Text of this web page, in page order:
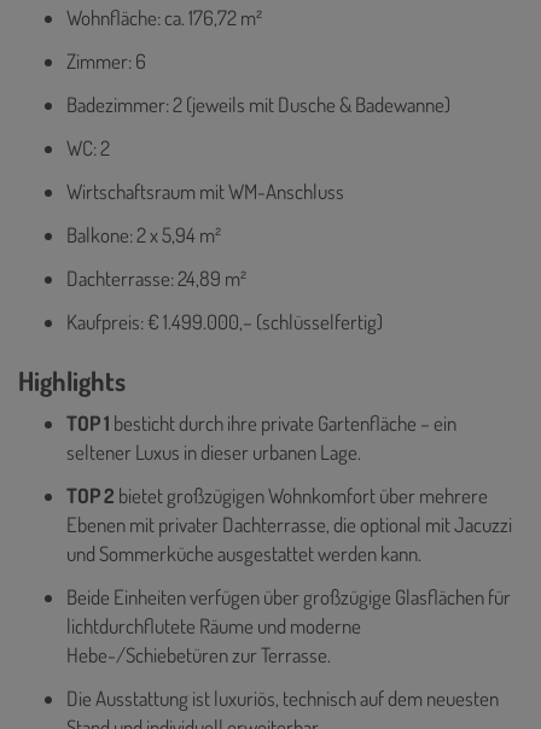
Wohnfläche: ca. 176,72 m²
Zimmer: 6
Badezimmer: 2 (jeweils mit Dusche & Badewanne)
WC: 2
Wirtschaftsraum mit WM-Anschluss
Balkone: 2 x 5,94 m²
Dachterrasse: 24,89 m²
Kaufpreis: € 1.499.000,– (schlüsselfertig)
Highlights
TOP 1 besticht durch ihre private Gartenfläche – ein
seltener Luxus in dieser urbanen Lage.
TOP 2 bietet großzügigen Wohnkomfort über mehrere
Ebenen mit privater Dachterrasse, die optional mit Jacuzzi
und Sommerküche ausgestattet werden kann.
Beide Einheiten verfügen über großzügige Glasflächen für
lichtdurchflutete Räume und moderne
Hebe-/Schiebetüren zur Terrasse.
Die Ausstattung ist luxuriös, technisch auf dem neuesten